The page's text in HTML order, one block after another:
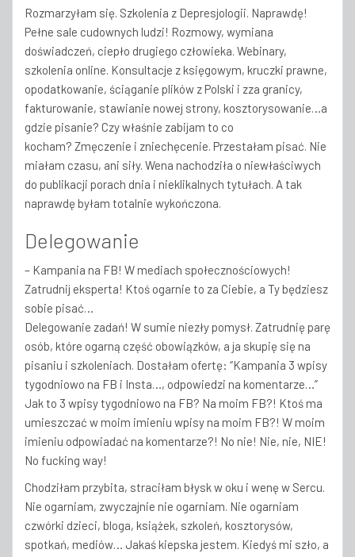
Rozmarzyłam się. Szkolenia z Depresjologii. Naprawdę!
Pełne sale cudownych ludzi! Rozmowy, wymiana
doświadczeń, ciepło drugiego człowieka. Webinary,
szkolenia online. Konsultacje z księgowym, kruczki prawne,
opodatkowanie, ściąganie plików z Polski i zza granicy,
fakturowanie, stawianie nowej strony, kosztorysowanie…a
gdzie pisanie? Czy właśnie zabijam to co
kocham? Zmęczenie i zniechęcenie. Przestałam pisać. Nie
miałam czasu, ani siły. Wena nachodziła o niewłaściwych
do publikacji porach dnia i nieklikalnych tytułach. A tak
naprawdę byłam totalnie wykończona.
Delegowanie
– Kampania na FB! W mediach społecznościowych!
Zatrudnij eksperta! Ktoś ogarnie to za Ciebie, a Ty będziesz
sobie pisać…
Delegowanie zadań! W sumie niezły pomysł. Zatrudnię parę
osób, które ogarną część obowiązków, a ja skupię się na
pisaniu i szkoleniach. Dostałam ofertę: “Kampania 3 wpisy
tygodniowo na FB i Insta…, odpowiedzi na komentarze…”
Jak to 3 wpisy tygodniowo na FB? Na moim FB?! Ktoś ma
umieszczać w moim imieniu wpisy na moim FB?! W moim
imieniu odpowiadać na komentarze?! No nie! Nie, nie, NIE!
No fucking way!
Chodziłam przybita, straciłam błysk w oku i wenę w Sercu.
Nie ogarniam, zwyczajnie nie ogarniam. Nie ogarniam
czwórki dzieci, bloga, książek, szkoleń, kosztorysów,
spotkań, mediów… Jakaś kiepska jestem. Kiedyś mi szło, a